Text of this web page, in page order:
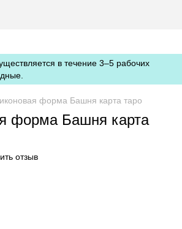
.well-known/apple-developer-merchantid-
в течение 3–5 рабочих
форма Башня карта таро
форма Башня карта
отзыв